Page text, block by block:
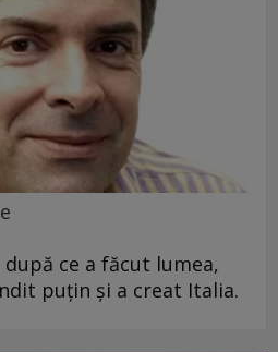
ce a făcut lumea,
puțin și a creat Italia.